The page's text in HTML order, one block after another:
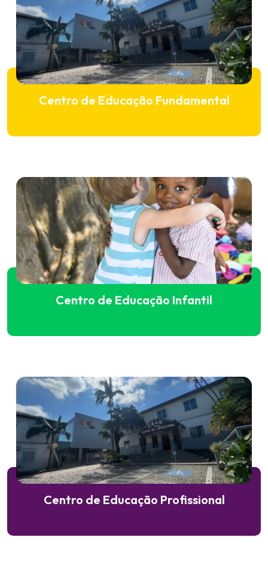
Centro de Educação Fundamental
Centro de Educação Infantil
Centro de Educação Profissional